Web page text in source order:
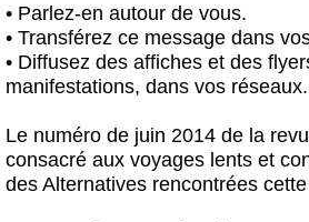
• Parlez-en autour de vous.
• Transférez ce message dans
• Diffusez des affiches et des
manifestations, dans vos
Le numéro de juin 2014 de la
consacré aux voyages lents et
des Alternatives rencontrées